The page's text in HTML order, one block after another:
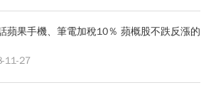
蘋果手機、筆電加稅10％ 蘋概股不跌反漲的
11-27